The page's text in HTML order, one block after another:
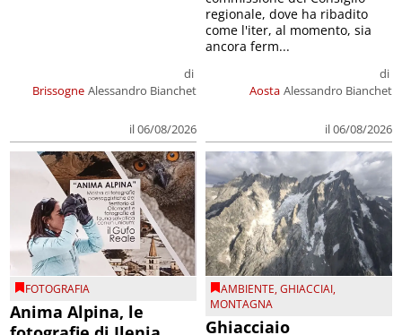
Brissogne
di
Alessandro Bianchet
il 06/08/2026
Aosta
di
Alessandro Bianchet
il 06/08/2026
regionale, dove ha ribadito
come l'iter, al momento, sia
ancora ferm...
FOTOGRAFIA
Anima Alpina, le
AMBIENTE,GHIACCIAI,
MONTAGNA
Ghiacciaio